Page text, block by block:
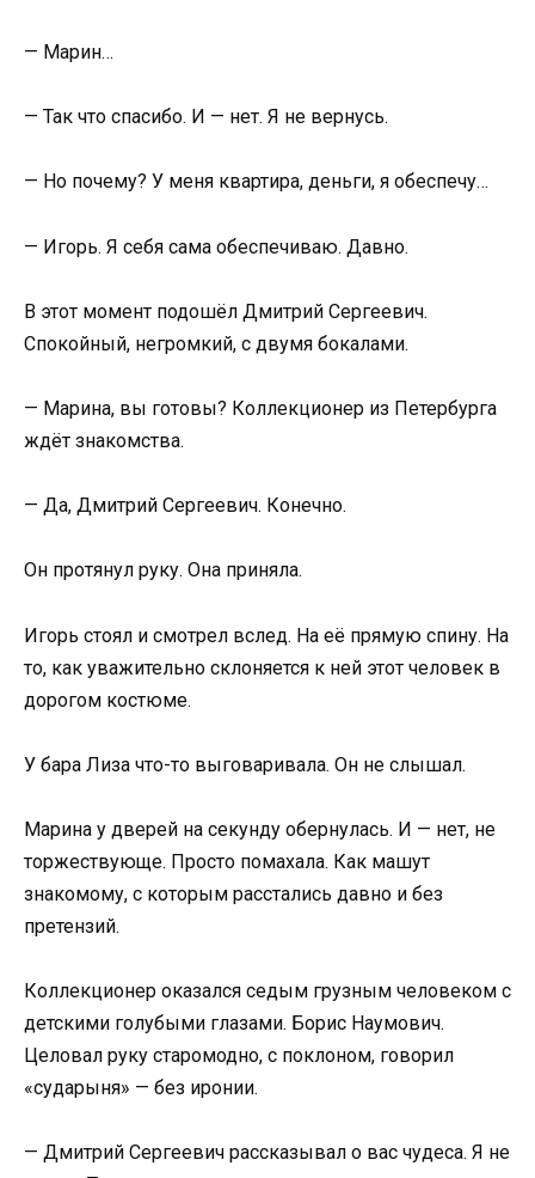
— Марин…
— Так что спасибо. И — нет. Я не вернусь.
— Но почему? У меня квартира, деньги, я обеспечу…
— Игорь. Я себя сама обеспечиваю. Давно.
В этот момент подошёл Дмитрий Сергеевич.
Спокойный, негромкий, с двумя бокалами.
— Марина, вы готовы? Коллекционер из Петербурга
ждёт знакомства.
— Да, Дмитрий Сергеевич. Конечно.
Он протянул руку. Она приняла.
Игорь стоял и смотрел вслед. На её прямую спину. На
то, как уважительно склоняется к ней этот человек в
дорогом костюме.
У бара Лиза что-то выговаривала. Он не слышал.
Марина у дверей на секунду обернулась. И — нет, не
торжествующе. Просто помахала. Как машут
знакомому, с которым расстались давно и без
претензий.
Коллекционер оказался седым грузным человеком с
детскими голубыми глазами. Борис Наумович.
Целовал руку старомодно, с поклоном, говорил
«сударыня» — без иронии.
— Дмитрий Сергеевич рассказывал о вас чудеса. Я не